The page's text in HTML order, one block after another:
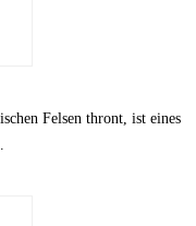
Felsen thront, ist eines